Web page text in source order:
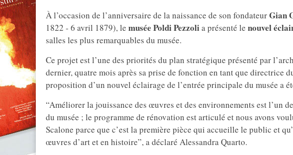
À l’occasion de l’anniversaire de la naissance de son fondateurGian
1822 - 6 avril 1879), le musée Poldi Pezzolia présenté le nouvel
salles les plus remarquables du musée.
Ce projet est l’une des priorités du plan stratégique présenté par
dernier, quatre mois après sa prise de fonction en tant que directrice
proposition d’un nouvel éclairage de l’entrée principale du musée a
“Améliorer la jouissance des œuvres et des environnements est l’un
du musée ; le programme de rénovation est articulé et nous avons
Scalone parce que c’est la première pièce qui accueille le public et
œuvres d’art et en histoire”, a déclaré Alessandra Quarto.